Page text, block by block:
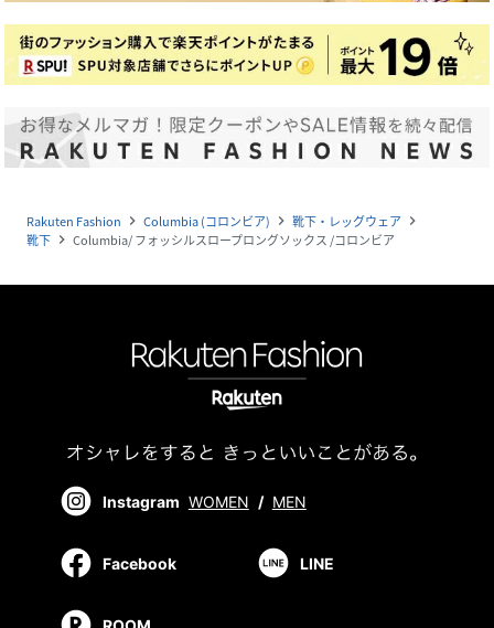
Rakuten Fashion navigate_next Columbia (コロンビア) navigate_next 靴下・レッグウェア navigate_next
靴下 navigate_next Columbia/ フォッシルスロープロングソックス /コロンビア
Instagram WOMEN / MEN
Facebook LINE